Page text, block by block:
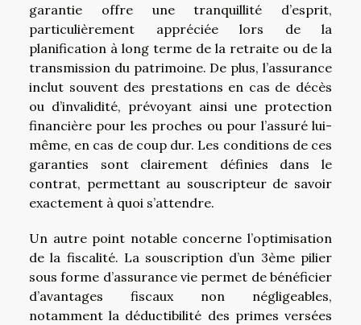
garantie offre une tranquillité d’esprit,
particulièrement appréciée lors de la
planification à long terme de la retraite ou de la
transmission du patrimoine. De plus, l’assurance
inclut souvent des prestations en cas de décès
ou d’invalidité, prévoyant ainsi une protection
financière pour les proches ou pour l’assuré lui-
même, en cas de coup dur. Les conditions de ces
garanties sont clairement définies dans le
contrat, permettant au souscripteur de savoir
exactement à quoi s’attendre.
Un autre point notable concerne l’optimisation
de la fiscalité. La souscription d’un 3ème pilier
sous forme d’assurance vie permet de bénéficier
d’avantages fiscaux non négligeables,
notamment la déductibilité des primes versées